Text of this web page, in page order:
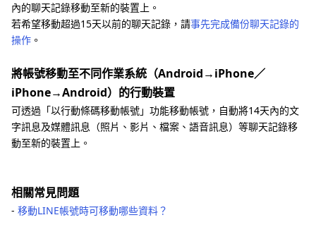
內的聊天記錄移動至新的裝置上。
若希望移動超過15天以前的聊天記錄，請事先完成備份聊天記錄的
操作 。
將帳號移動至不同作業系統（Android→iPhone／
iPhone→Android）的行動裝置
可透過「以行動條碼移動帳號」功能移動帳號，自動將14天內的文
字訊息及媒體訊息（照片、影片、檔案、語音訊息）等聊天記錄移
動至新的裝置上。
相關常見問題
‐ 移動LINE帳號時可移動哪些資料？